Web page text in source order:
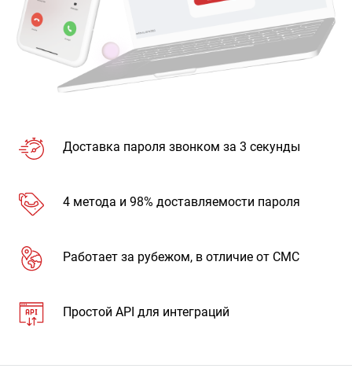
Доставка пароля звонком за 3 секунды
4 метода и 98% доставляемости пароля
Работает за рубежом, в отличие от СМС
Простой API для интеграций